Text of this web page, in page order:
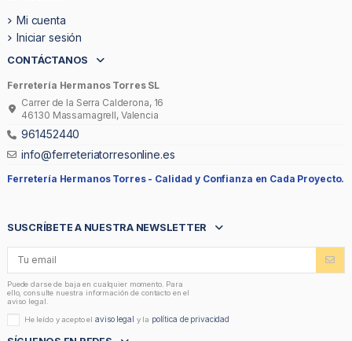
Mi cuenta
Iniciar sesión
CONTÁCTANOS
Ferretería Hermanos Torres SL
Carrer de la Serra Calderona, 16
46130 Massamagrell, Valencia
961452440
info@ferreteriatorresonline.es
Ferretería Hermanos Torres - Calidad y Confianza en Cada Proyecto.
SUSCRÍBETE A NUESTRA NEWSLETTER
Puede darse de baja en cualquier momento. Para
ello, consulte nuestra información de contacto en el
aviso legal.
He leído y acepto elaviso legal y la política de privacidad